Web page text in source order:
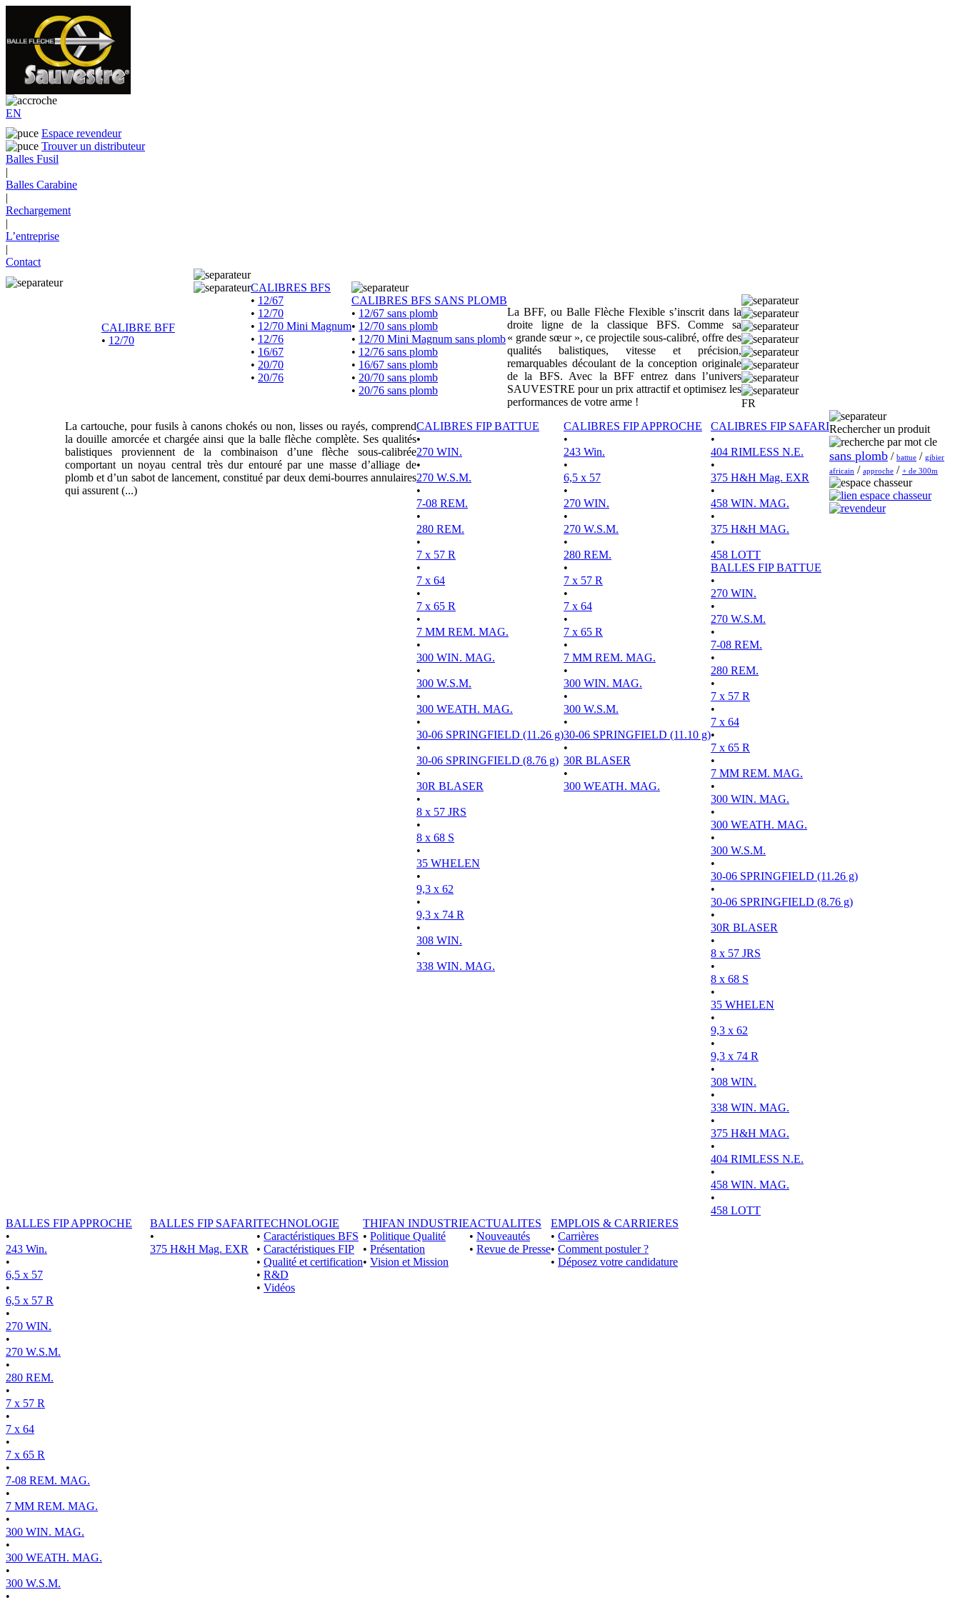
EN
Espace revendeur
Trouver un distributeur
Balles Fusil
|
Balles Carabine
|
Rechargement
|
L’entreprise
|
Contact
CALIBRE BFF
• 12/70
CALIBRES BFS
• 12/67
• 12/70
• 12/70 Mini Magnum
• 12/76
• 16/67
• 20/70
• 20/76
CALIBRES BFS SANS PLOMB
• 12/67 sans plomb
• 12/70 sans plomb
• 12/70 Mini Magnum sans plomb
• 12/76 sans plomb
• 16/67 sans plomb
• 20/70 sans plomb
• 20/76 sans plomb
La BFF, ou Balle Flèche Flexible s’inscrit dans la
droite ligne de la classique BFS. Comme sa
« grande sœur », ce projectile sous-calibré, offre des
qualités balistiques, vitesse et précision,
remarquables découlant de la conception originale
de la BFS. Avec la BFF entrez dans l’univers
SAUVESTRE pour un prix attractif et optimisez les
performances de votre arme !
La cartouche, pour fusils à canons chokés ou non, lisses ou rayés, comprend
la douille amorcée et chargée ainsi que la balle flèche complète. Ses qualités
balistiques proviennent de la combinaison d’une flèche sous-calibrée
comportant un noyau central très dur entouré par une masse d’alliage de
plomb et d’un sabot de lancement, constitué par deux demi-bourres annulaires
qui assurent (...)
CALIBRES FIP BATTUE
•
270 WIN.
•
270 W.S.M.
•
7-08 REM.
•
280 REM.
•
7 x 57 R
•
7 x 64
•
7 x 65 R
•
7 MM REM. MAG.
•
300 WIN. MAG.
•
300 W.S.M.
•
300 WEATH. MAG.
•
30-06 SPRINGFIELD (11.26 g)
•
30-06 SPRINGFIELD (8.76 g)
•
30R BLASER
•
8 x 57 JRS
•
8 x 68 S
•
35 WHELEN
•
9,3 x 62
•
9,3 x 74 R
•
308 WIN.
•
338 WIN. MAG.
CALIBRES FIP APPROCHE
•
243 Win.
•
6,5 x 57
•
270 WIN.
•
270 W.S.M.
•
280 REM.
•
7 x 57 R
•
7 x 64
•
7 x 65 R
•
7 MM REM. MAG.
•
300 WIN. MAG.
•
300 W.S.M.
•
30-06 SPRINGFIELD (11.10 g)
•
30R BLASER
•
300 WEATH. MAG.
CALIBRES FIP SAFARI
•
404 RIMLESS N.E.
•
375 H&H Mag. EXR
•
458 WIN. MAG.
•
375 H&H MAG.
•
458 LOTT
BALLES FIP BATTUE
•
270 WIN.
•
270 W.S.M.
•
7-08 REM.
•
280 REM.
•
7 x 57 R
•
7 x 64
•
7 x 65 R
•
7 MM REM. MAG.
•
300 WIN. MAG.
•
300 WEATH. MAG.
•
300 W.S.M.
•
30-06 SPRINGFIELD (11.26 g)
•
30-06 SPRINGFIELD (8.76 g)
•
30R BLASER
•
8 x 57 JRS
•
8 x 68 S
•
35 WHELEN
•
9,3 x 62
•
9,3 x 74 R
•
308 WIN.
•
338 WIN. MAG.
•
375 H&H MAG.
•
404 RIMLESS N.E.
•
458 WIN. MAG.
•
458 LOTT
BALLES FIP APPROCHE
•
243 Win.
•
6,5 x 57
•
6,5 x 57 R
•
270 WIN.
•
270 W.S.M.
•
280 REM.
•
7 x 57 R
•
7 x 64
•
7 x 65 R
•
7-08 REM. MAG.
•
7 MM REM. MAG.
•
300 WIN. MAG.
•
300 WEATH. MAG.
•
300 W.S.M.
•
BALLES FIP SAFARI
•
375 H&H Mag. EXR
TECHNOLOGIE
• Caractéristiques BFS
• Caractéristiques FIP
• Qualité et certification
• R&D
• Vidéos
THIFAN INDUSTRIE
• Politique Qualité
• Présentation
• Vision et Mission
ACTUALITES
• Nouveautés
• Revue de Presse
EMPLOIS & CARRIERES
• Carrières
• Comment postuler ?
• Déposez votre candidature
FR
Rechercher un produit
sans plomb / battue / gibier
africain / approche / + de 300m